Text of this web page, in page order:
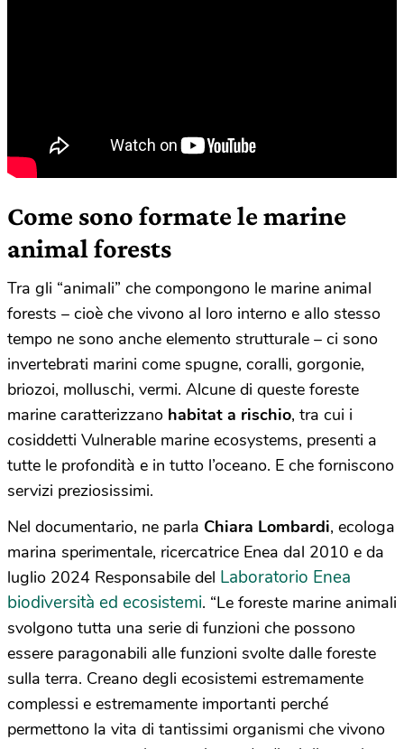
Come sono formate le marine
animal forests
Tra gli “animali” che compongono le marine animal
forests – cioè che vivono al loro interno e allo stesso
tempo ne sono anche elemento strutturale – ci sono
invertebrati marini come spugne, coralli, gorgonie,
briozoi, molluschi, vermi. Alcune di queste foreste
marine caratterizzano habitat a rischio, tra cui i
cosiddetti Vulnerable marine ecosystems, presenti a
tutte le profondità e in tutto l’oceano. E che forniscono
servizi preziosissimi.
Nel documentario, ne parla Chiara Lombardi, ecologa
marina sperimentale, ricercatrice Enea dal 2010 e da
luglio 2024 Responsabile del Laboratorio Enea
biodiversità ed ecosistemi. “Le foreste marine animali
svolgono tutta una serie di funzioni che possono
essere paragonabili alle funzioni svolte dalle foreste
sulla terra. Creano degli ecosistemi estremamente
complessi e estremamente importanti perché
permettono la vita di tantissimi organismi che vivono